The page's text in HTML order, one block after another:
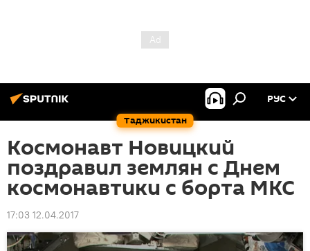
Таджикистан
РУС
Космонавт Новицкий
поздравил землян с Днем
космонавтики с борта МКС
17:03 12.04.2017